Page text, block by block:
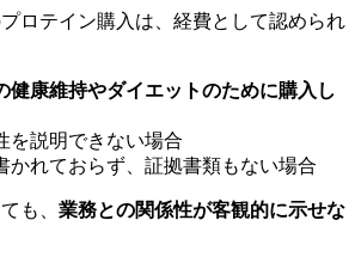
ロテイン購入は、経費として認められ
健康維持やダイエットのために購入し
を説明できない場合
かれておらず、証拠書類もない場合
も、 業務との関係性が客観的に示せな